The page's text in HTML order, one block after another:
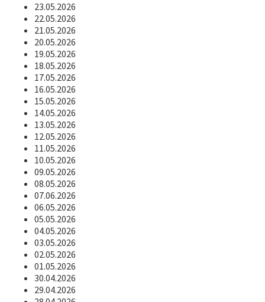
23.05.2026
22.05.2026
21.05.2026
20.05.2026
19.05.2026
18.05.2026
17.05.2026
16.05.2026
15.05.2026
14.05.2026
13.05.2026
12.05.2026
11.05.2026
10.05.2026
09.05.2026
08.05.2026
07.06.2026
06.05.2026
05.05.2026
04.05.2026
03.05.2026
02.05.2026
01.05.2026
30.04.2026
29.04.2026